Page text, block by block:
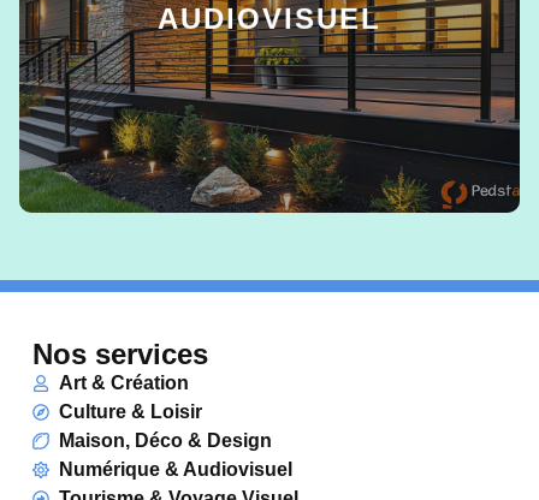
AUDIOVISUEL
EN SAVOIR +
Nos services
Art & Création
Culture & Loisir
Maison, Déco & Design
Numérique & Audiovisuel